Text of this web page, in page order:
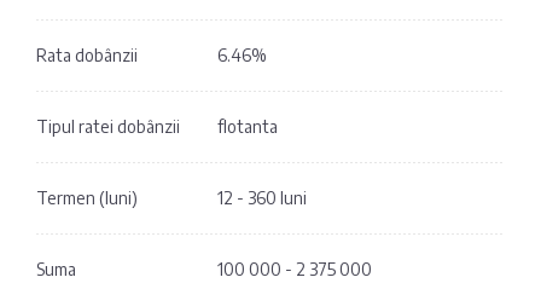
Rata dobânzii 6.46%
Tipul ratei dobânzii flotanta
Termen (luni) 12 - 360 luni
Suma 100 000 - 2 375 000